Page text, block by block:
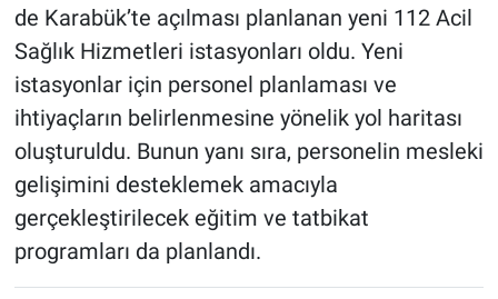
de Karabük’te açılması planlanan yeni 112 Acil
Sağlık Hizmetleri istasyonları oldu. Yeni
istasyonlar için personel planlaması ve
ihtiyaçların belirlenmesine yönelik yol haritası
oluşturuldu. Bunun yanı sıra, personelin mesleki
gelişimini desteklemek amacıyla
gerçekleştirilecek eğitim ve tatbikat
programları da planlandı.